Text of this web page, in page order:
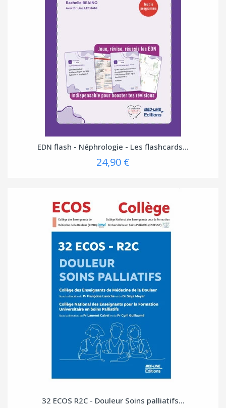
EDN flash - Néphrologie - Les flashcards...
24,90 €
32 ECOS R2C - Douleur Soins palliatifs...